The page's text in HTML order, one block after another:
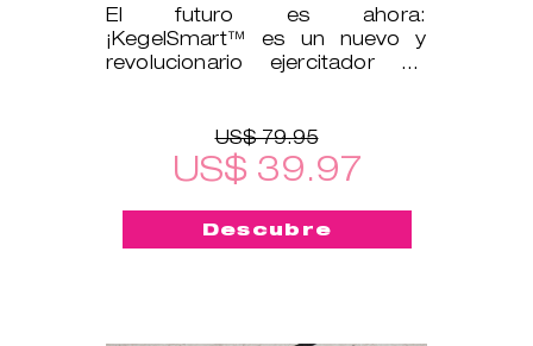
El futuro es ahora:
¡KegelSmart™ es un nuevo y
revolucionario ejercitador de
US$ 79.95
US$ 39.97
Descubre